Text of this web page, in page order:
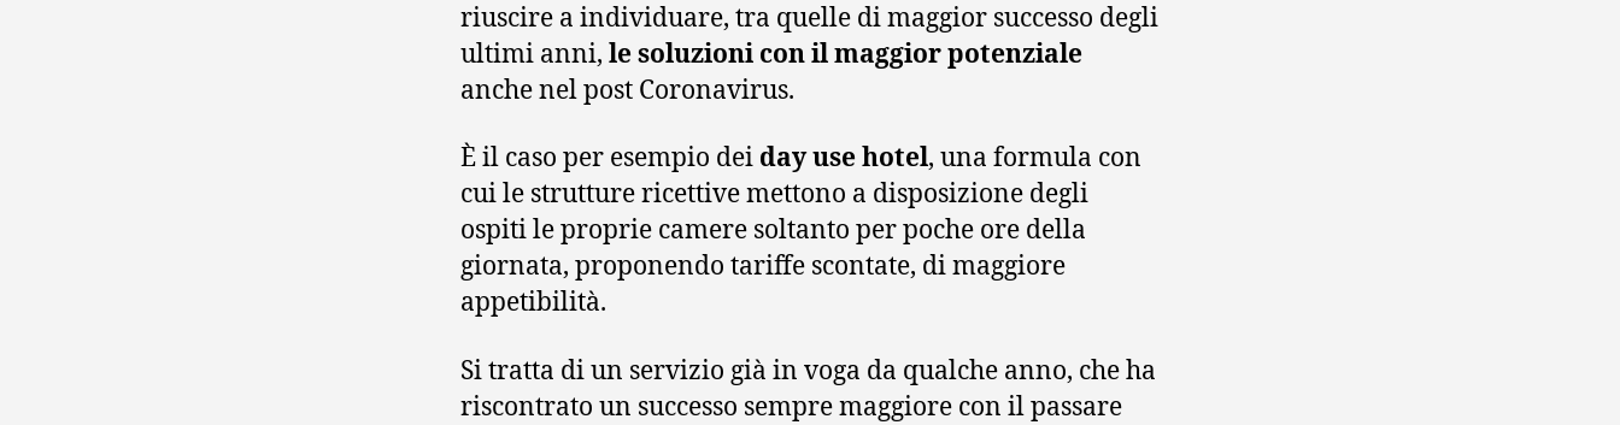
riuscire a individuare, tra quelle di maggior successo degli
ultimi anni, le soluzioni con il maggior potenziale
anche nel post Coronavirus.
È il caso per esempio dei day use hotel, una formula con
cui le strutture ricettive mettono a disposizione degli
ospiti le proprie camere soltanto per poche ore della
giornata, proponendo tariffe scontate, di maggiore
appetibilità.
Si tratta di un servizio già in voga da qualche anno, che ha
riscontrato un successo sempre maggiore con il passare